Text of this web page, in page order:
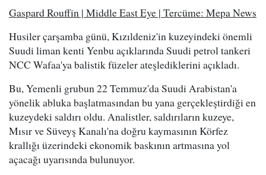
Gaspard Rouffin | Middle East Eye | Tercüme: Mepa News
Husiler çarşamba günü, Kızıldeniz'in kuzeyindeki önemli
Suudi liman kenti Yenbu açıklarında Suudi petrol tankeri
NCC Wafaa'ya balistik füzeler ateşlediklerini açıkladı.
Bu, Yemenli grubun 22 Temmuz'da Suudi Arabistan'a
yönelik abluka başlatmasından bu yana gerçekleştirdiği en
kuzeydeki saldırı oldu. Analistler, saldırıların kuzeye,
Mısır ve Süveyş Kanalı'na doğru kaymasının Körfez
krallığı üzerindeki ekonomik baskının artmasına yol
açacağı uyarısında bulunuyor.